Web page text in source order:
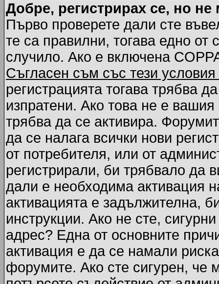
Добре, регистрирах се, но не
Първо проверете дали сте
те са правилни, тогава едно
случило. Ако е включена
Съгласен съм със тези
регистрацията тогава трябва
изпратени. Ако това не е
трябва да се активира.
да се налага всички нови
от потребителя, или от
регистрирали, би трябвало да
дали е необходима активация
активацията е задължителна,
инструкции. Ако не сте,
адрес? Една от основните
активация е да се намали
форумите. Ако сте сигурен, че